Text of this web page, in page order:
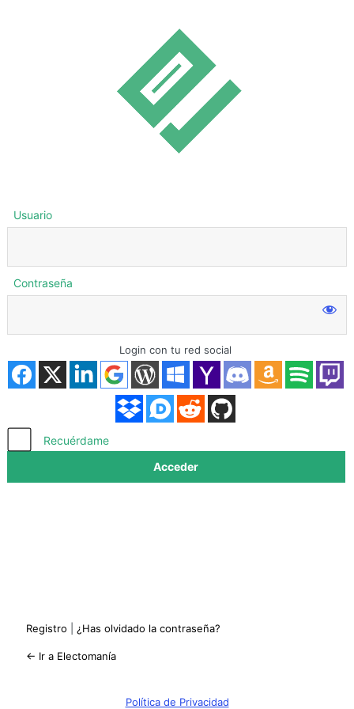
Acceder
Usuario
Contraseña
Login con tu red social
Recuérdame
Registro ¿Has olvidado la contraseña?
← Ir a Electomanía
Política de Privacidad